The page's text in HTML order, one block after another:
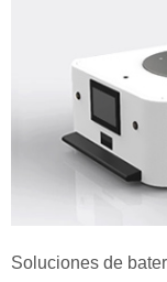
Soluciones de